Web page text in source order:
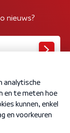
nieuws?